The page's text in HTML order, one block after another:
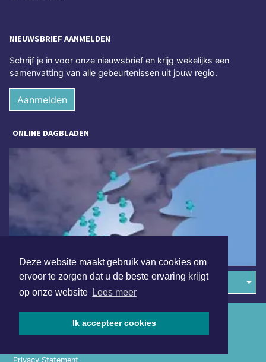
Deze website maakt gebruik van cookies om
ervoor te zorgen dat u de beste ervaring krijgt
op onze website Lees meer
Ik accepteer cookies
NIEUWSBRIEF AANMELDEN
Schrijf je in voor onze nieuwsbrief en krijg wekelijks een
samenvatting van alle gebeurtenissen uit jouw regio.
Aanmelden
ONLINE DAGBLADEN
Overige dagbladen in de regio
Algemene voorwaarden
Privacy Statement